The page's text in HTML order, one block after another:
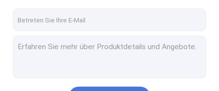
Benutzte Kraftstoffeinspritzdüse